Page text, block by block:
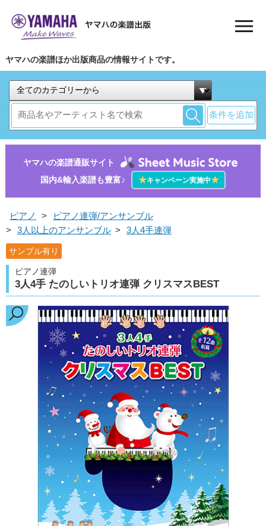
ヤマハの楽譜ほか出版商品の情報サイトです。
条件を追加
ヤマハの楽譜通販サイト
国内&輸入楽譜も豊富♪
★キャンペーン実施中★
ピアノ >
ピアノ連弾/アンサンブル
>
3人以上のアンサンブル > 3人4手連弾
サンプル有り
ピアノ連弾
3人4手 たのしいトリオ連弾 クリスマスBEST